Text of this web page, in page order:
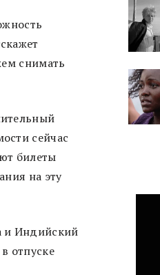
снимать
сейчас
билеты
на эту
и Индийский
отпуске